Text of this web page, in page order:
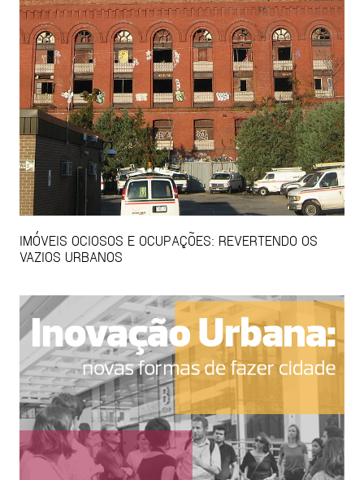
IMÓVEIS OCIOSOS E OCUPAÇÕES: REVERTENDO OS
VAZIOS URBANOS